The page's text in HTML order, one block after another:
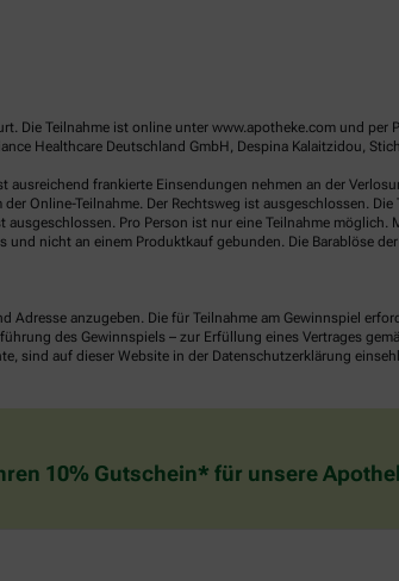
Die Teilnahme ist online unter www.apotheke.com und per
Healthcare Deutschland GmbH, Despina Kalaitzidou,
frankierte Einsendungen nehmen an der
Online-Teilnahme. Der Rechtsweg ist ausgeschlossen.
Pro Person ist nur eine Teilnahme
nicht an einem Produktkauf gebunden. Die Barablöse
anzugeben. Die für Teilnahme am Gewinnspiel
des Gewinnspiels – zur Erfüllung eines Vertrages
sind auf dieser Website in der Datenschutzerklärung
10% Gutschein* für unsere